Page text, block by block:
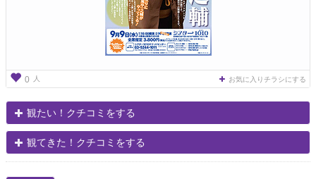
0 人 お気に入りチラシにする
観たい！クチコミをする
観てきた！クチコミをする